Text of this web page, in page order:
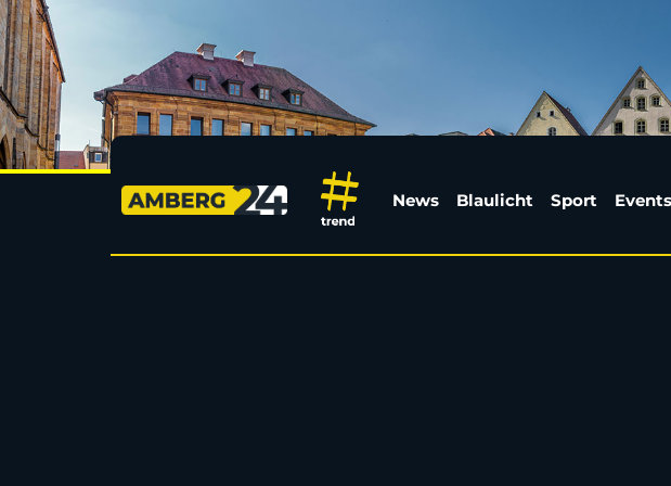
Wassersport um Amberg: 5
News Blaulicht Sport Events